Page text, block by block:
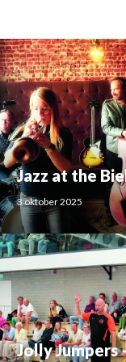
Jazz at the
3 oktober 2025
Jolly Jumpers